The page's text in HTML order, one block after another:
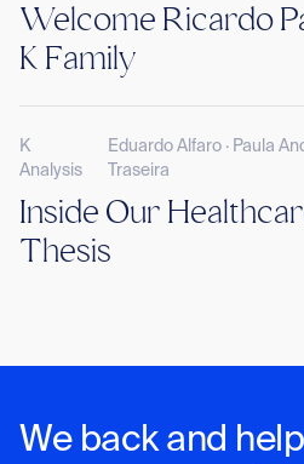
Welcome Ricardo
K Family
K
Analysis
Eduardo Alfaro · Paula
Traseira
Inside Our
Thesis
We back and